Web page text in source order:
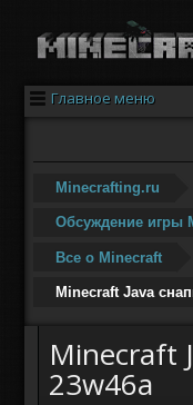
Главное меню
Minecrafting.ru
Обсуждение игры
Все о Minecraft
Minecraft Java
Minecraft
23w46a